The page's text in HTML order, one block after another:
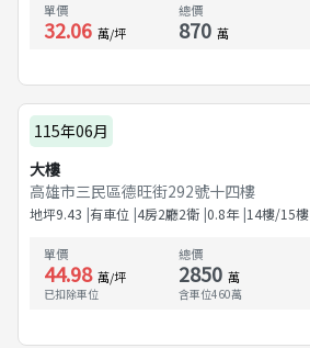
單價
32.06 萬/坪
總價
870 萬
115年06月
大樓
高雄市三民區德旺街292號十四樓
地坪9.43 有車位 4房2廳2衛 0.8年 14樓/15樓
單價
44.98 萬/坪
已扣除車位
總價
2850 萬
含車位460萬